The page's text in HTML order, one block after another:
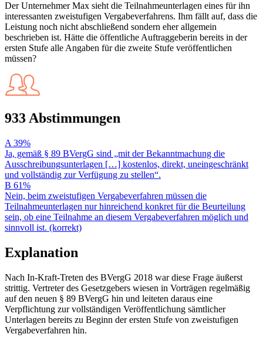
Der Unternehmer Max sieht die Teilnahmeunterlagen eines für ihn
interessanten zweistufigen Vergabeverfahrens. Ihm fällt auf, dass die
Leistung noch nicht abschließend sondern eher allgemein
beschrieben ist. Hätte die öffentliche Auftraggeberin bereits in der
ersten Stufe alle Angaben für die zweite Stufe veröffentlichen
müssen?
933 Abstimmungen
A 39%
Ja, gemäß § 89 BVergG sind „mit der Bekanntmachung die
Ausschreibungsunterlagen […] kostenlos, direkt, uneingeschränkt
und vollständig zur Verfügung zu stellen“.
B 61%
Nein, beim zweistufigen Vergabeverfahren müssen die
Teilnahmeunterlagen nur hinreichend konkret für die Beurteilung
sein, ob eine Teilnahme an diesem Vergabeverfahren möglich und
sinnvoll ist. (korrekt)
Explanation
Nach In-Kraft-Treten des BVergG 2018 war diese Frage äußerst
strittig. Vertreter des Gesetzgebers wiesen in Vorträgen regelmäßig
auf den neuen § 89 BVergG hin und leiteten daraus eine
Verpflichtung zur vollständigen Veröffentlichung sämtlicher
Unterlagen bereits zu Beginn der ersten Stufe von zweistufigen
Vergabeverfahren hin.